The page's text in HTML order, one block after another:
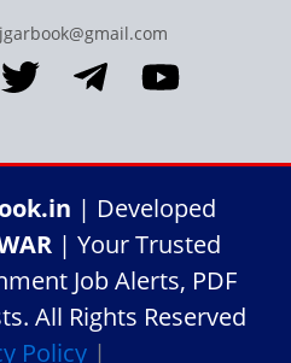
| Developed
| Your Trusted
Job Alerts, PDF
All Rights Reserved
Policy|